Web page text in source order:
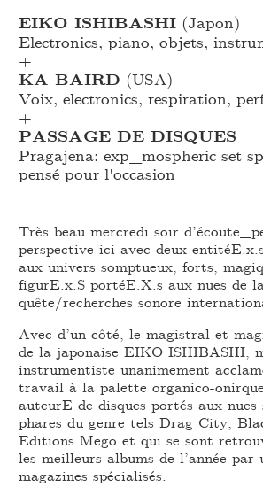
EIKO ISHIBASHI (Japon)
Electronics, piano, objets,
+
KA BAIRD (USA)
Voix, electronics, respiration,
+
PASSAGE DE DISQUES
Pragajena: exp_mospheric set
pensé pour l'occasion
Très beau mercredi soir
perspective ici avec deux
aux univers somptueux, forts,
figurE.x.S portéE.X.s aux nues de
quête/recherches sonore
Avec d’un côté, le magistral et
de la japonaise EIKO ISHIBASHI,
instrumentiste unanimement
travail à la palette organico-
auteurE de disques portés aux nues
phares du genre tels Drag City,
Editions Mego et qui se sont
les meilleurs albums de l’année
magazines spécialisés.